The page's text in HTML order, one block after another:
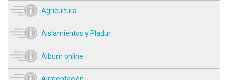
Agricultura
Aislamientos y Pladur
Álbum online